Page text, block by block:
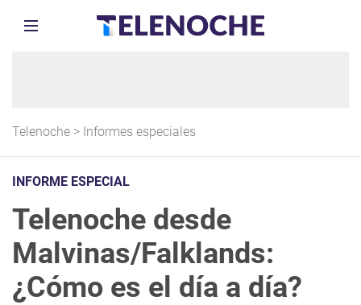
Telenoche > Informes especiales
INFORME ESPECIAL
Telenoche desde
Malvinas/Falklands:
¿Cómo es el día a día?